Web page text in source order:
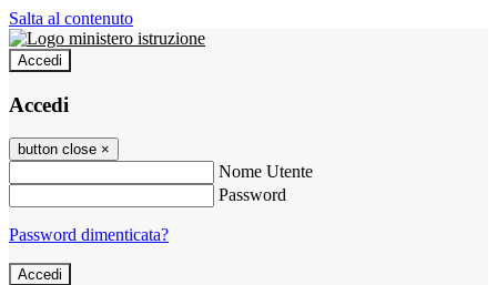
Salta al contenuto
Accedi
Accedi
button close ×
Nome Utente
Password
Password dimenticata?